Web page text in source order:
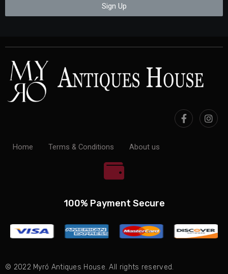
Sign Up
Home Terms & Conditions About us
100% Payment Secure
© 2022 Myró Antiques House. All rights reserved.